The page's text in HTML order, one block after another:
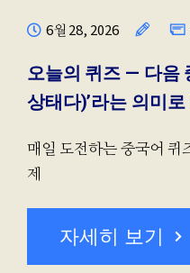
6월 28, 2026
오늘의 퀴즈 — 다음
상태다)’라는 의미
매일 도전하는 중국어
제
자세히 보기